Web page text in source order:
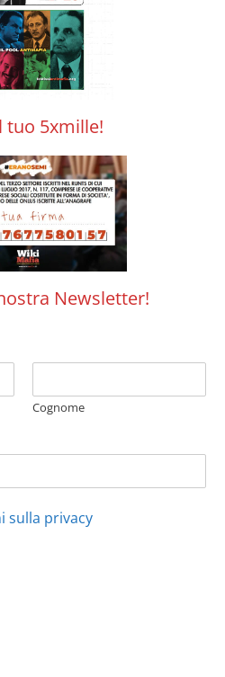
tuo 5xmille!
Newsletter!
Cognome
sulla privacy